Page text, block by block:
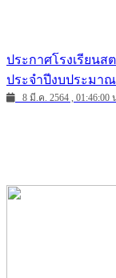
ประกาศโรงเรียนส
ประจำปีงบประมาณ
8 มี.ค. 2564 , 01:46:00